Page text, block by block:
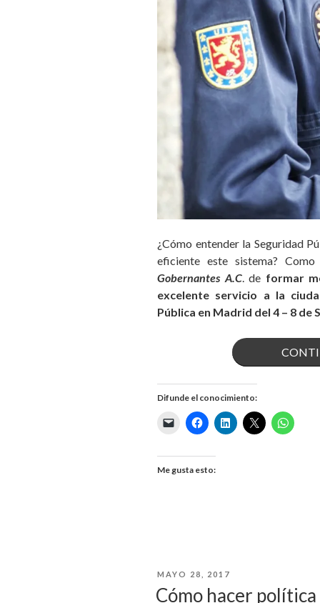
¿Cómo entender la Seguridad
eficiente este sistema?
Gobernantes A.C. de formar
excelente servicio a la
Pública en Madrid del 4 – 8 de
Difunde el conocimiento:
Me gusta esto:
PUBLICADO
MAYO 28, 2017
Cómo hacer